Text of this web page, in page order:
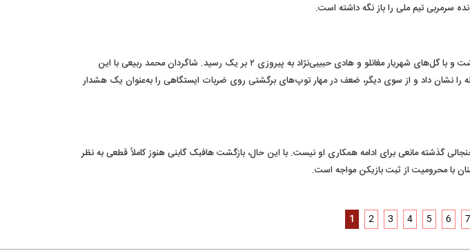
تراکتور در چهارمین مسابقه تدارکاتی پیش‌فصل خود، پس از دریافت یک گل از مس شهربابک، به بازی برگشت و با گل‌های شهریار مغانلو و هادی حبیبی‌نژاد به پیروزی ۲ بر یک رسید. شاگردان محمد ربیعی با این
را نشان داد و از سوی دیگر، ضعف در مهار توپ‌های برگشتی روی ضربات ایستگاهی را به‌عنوان یک هشدار
گذشته مانعی برای ادامه همکاری او نیست. با این حال، بازگشت هافبک گابنی هنوز کاملاً قطعی به نظر
با محرومیت از ثبت بازیکن مواجه است.
1 2 3 4 5 6 7